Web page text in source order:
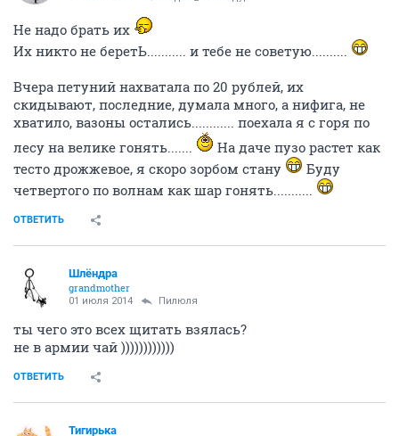
Не надо брать их
Их никто не беретЬ........... и тебе не советую..........
Вчера петуний нахватала по 20 рублей, их
скидывают, последние, думала много, а нифига, не
хватило, вазоны остались............ поехала я с горя по
лесу на велике гонять.......
На даче пузо растет как
тесто дрожжевое, я скоро зорбом стану
Буду
четвертого по волнам как шар гонять...........
ОТВЕТИТЬ
Шлёндра
grandmother
01 июля 2014 Пилюля
ты чего это всех щитать взялась?
не в армии чай ))))))))))))
ОТВЕТИТЬ
Тигирька